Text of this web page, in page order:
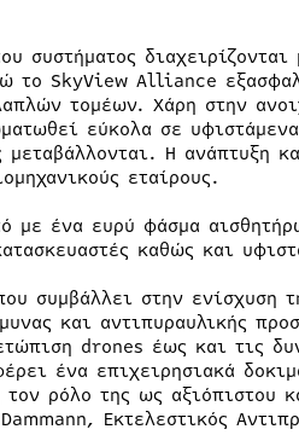
συστήματος
SkyView Alliance
τομέων. Χάρη στην
εύκολα σε
Η ανάπτυξη
εταίρους.
με ένα ευρύ φάσμα
καθώς και
συμβάλλει στην ενίσχυση
και αντιπυραυλικής
drones έως και τις
ένα επιχειρησιακά
τον ρόλο της ως αξιόπιστου
Εκτελεστικός